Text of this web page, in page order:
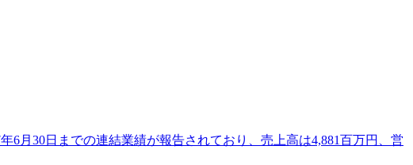
6月30日までの連結業績が報告されており、売上高は4,881百万円、営